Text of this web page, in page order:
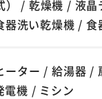
/ 乾燥機 / 液
洗い乾燥機 / 食
ター / 給湯器 /
機 / ミシン